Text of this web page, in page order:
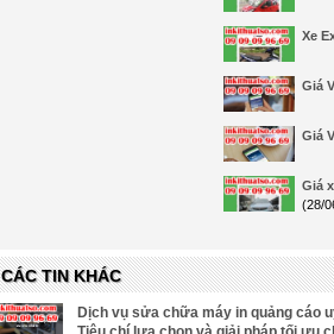
Xe
Giá
Giá
Giá
(28/
CÁC TIN KHÁC
Dịch vụ sửa chữa máy in quảng cáo